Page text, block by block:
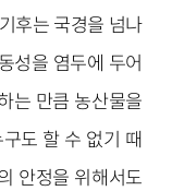
후는 국경을 넘나
성을 염두에 두어
는 만큼 농산물을
도 할 수 없기 때
안정을 위해서도